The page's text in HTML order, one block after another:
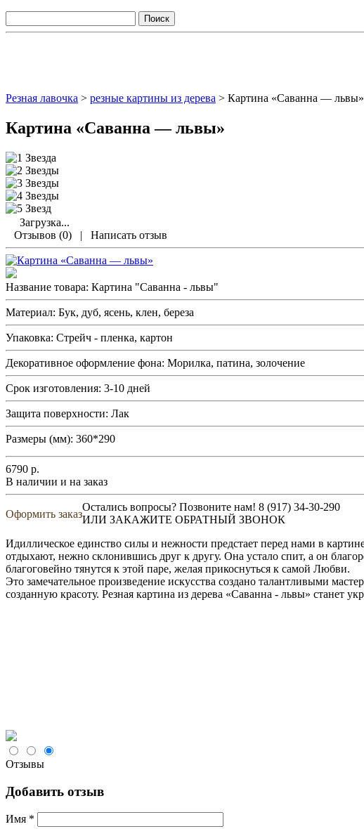
Резная лавочка > резные картины из дерева > Картина «Саванна — львы»
Картина «Саванна — львы»
Загрузка...
Отзывов (0) | Написать отзыв
Название товара: Картина "Саванна - львы"
Материал: Бук, дуб, ясень, клен, береза
Упаковка: Стрейч - пленка, картон
Декоративное оформление фона: Морилка, патина, золочение
Срок изготовления: 3-10 дней
Защита поверхности: Лак
Размеры (мм): 360*290
6790 р.
В наличии и на заказ
Оформить заказ
Остались вопросы? Позвоните нам! 8 (917) 34-30-290
ИЛИ ЗАКАЖИТЕ ОБРАТНЫЙ ЗВОНОК
Идиллическое единство силы и нежности предстает перед нами в
отдыхают, нежно склонившись друг к другу. Она устало спит, а он
благоговейно тянутся к этой паре, желая прикоснуться к самой Любви.
Это замечательное произведение искусства создано талантливыми
созданную красоту. Резная картина из дерева «Саванна - львы» станет
Отзывы
Добавить отзыв
Имя *